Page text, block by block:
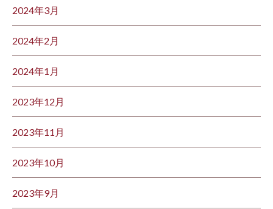
2024年3月
2024年2月
2024年1月
2023年12月
2023年11月
2023年10月
2023年9月